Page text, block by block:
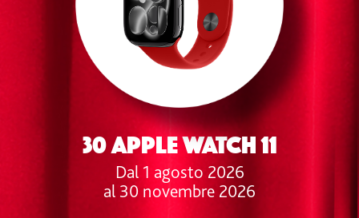
30 APPLE WATCH 11
Dal 1 agosto 2026
al 30 novembre 2026